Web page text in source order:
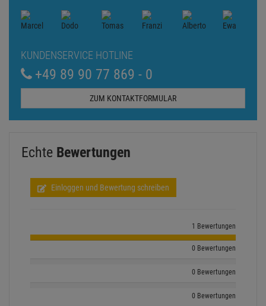
KUNDENSERVICE HOTLINE
+49 89 90 77 869 - 0
ZUM KONTAKTFORMULAR
Echte Bewertungen
Einloggen und Bewertung schreiben
1 Bewertungen
0 Bewertungen
0 Bewertungen
0 Bewertungen